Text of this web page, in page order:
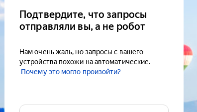
Подтвердите, что запросы
отправляли вы, а не робот
Нам очень жаль, но запросы с вашего
устройства похожи на автоматические.
Почему это могло произойти?